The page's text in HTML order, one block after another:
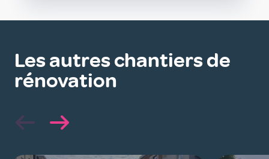
Les autres chantiers de
rénovation